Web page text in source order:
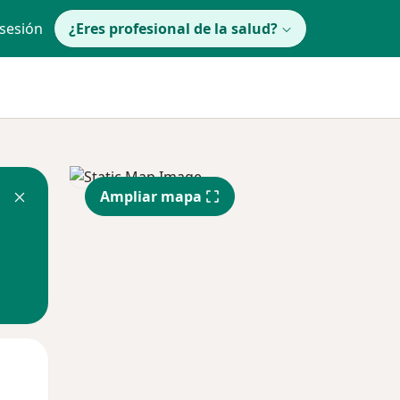
¿Eres profesional de la salud?
Ampliar mapa